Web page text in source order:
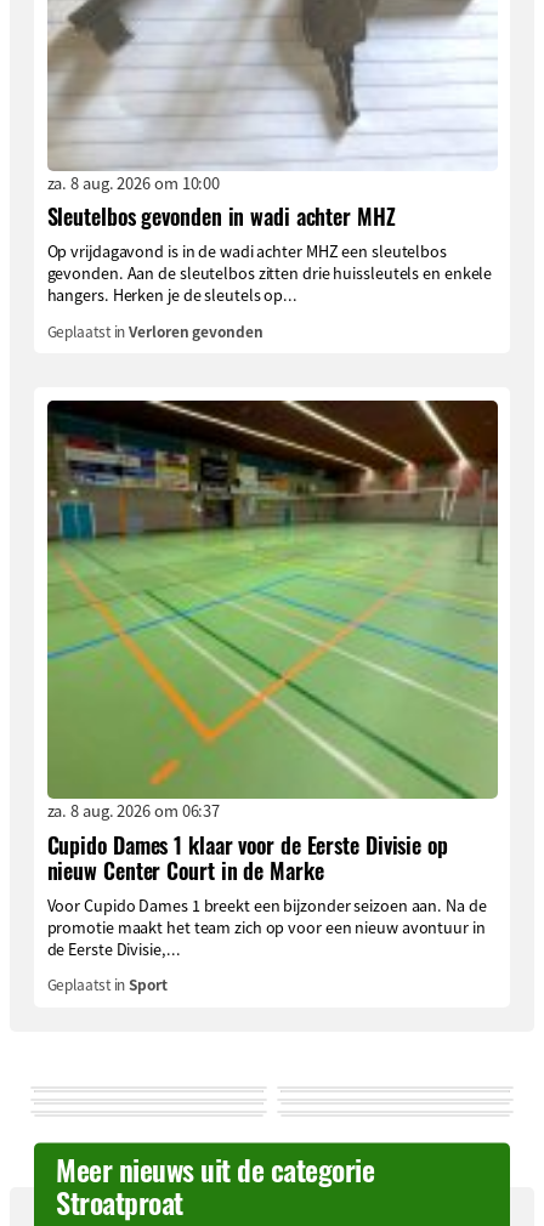
za. 8 aug. 2026 om 10:00
Sleutelbos gevonden in wadi achter MHZ
Op vrijdagavond is in de wadi achter MHZ een sleutelbos
gevonden. Aan de sleutelbos zitten drie huissleutels en enkele
hangers. Herken je de sleutels op...
Geplaatst inVerloren gevonden
za. 8 aug. 2026 om 06:37
Cupido Dames 1 klaar voor de Eerste Divisie op
nieuw Center Court in de Marke
Voor Cupido Dames 1 breekt een bijzonder seizoen aan. Na de
promotie maakt het team zich op voor een nieuw avontuur in
de Eerste Divisie,...
Geplaatst inSport
Meer nieuws uit de categorie
Stroatproat